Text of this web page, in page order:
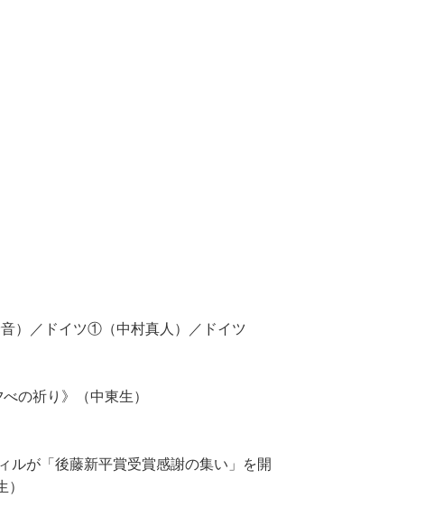
）／ドイツ①（中村真人）／ドイツ
の祈り》（中東生）
ルが「後藤新平賞受賞感謝の集い」を開